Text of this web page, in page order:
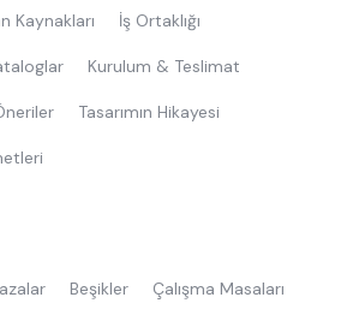
Kaynakları İş Ortaklığı
Kurulum & Teslimat
Tasarımın Hikayesi
Beşikler Çalışma Masaları